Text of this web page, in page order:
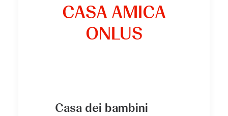
CASA AMICA
ONLUS
Casa dei bambini